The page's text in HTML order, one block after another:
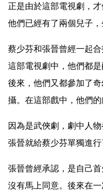
正是由於這部電視劇，
他們已經有了兩個兒子，
蔡少芬和張晉曾經一起
這部電視劇中，他們都是
後來，他們又都參加了
攝。在這部戲中，他們的
因為是武俠劇，劇中人
張晉就給蔡少芬單獨進行
張晉曾經承認，是自己
沒有馬上同意。後來在